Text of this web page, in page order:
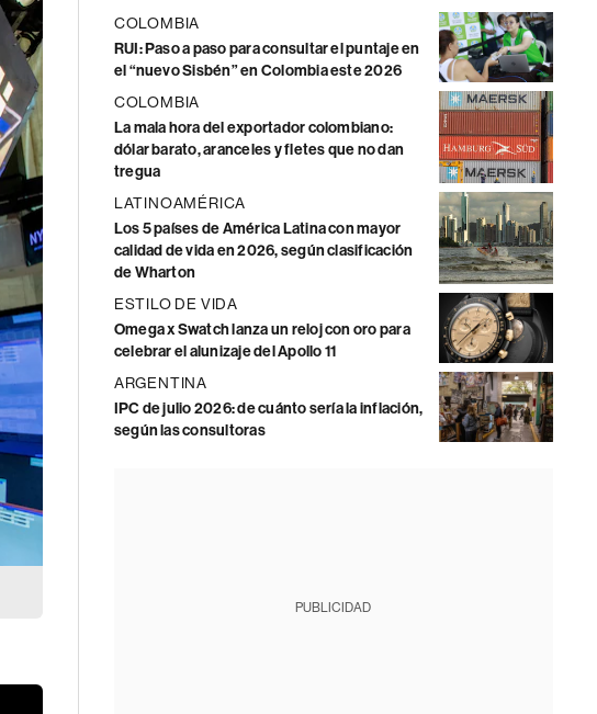
COLOMBIA
RUI: Paso a paso para consultar el puntaje en
el “nuevo Sisbén” en Colombia este 2026
COLOMBIA
La mala hora del exportador colombiano:
dólar barato, aranceles y fletes que no dan
tregua
LATINOAMÉRICA
Los 5 países de América Latina con mayor
calidad de vida en 2026, según clasificación
de Wharton
ESTILO DE VIDA
Omega x Swatch lanza un reloj con oro para
celebrar el alunizaje del Apollo 11
ARGENTINA
IPC de julio 2026: de cuánto sería la inflación,
según las consultoras
PUBLICIDAD